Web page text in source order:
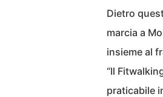
Dietro
marcia a
insieme al
“Il
praticabile